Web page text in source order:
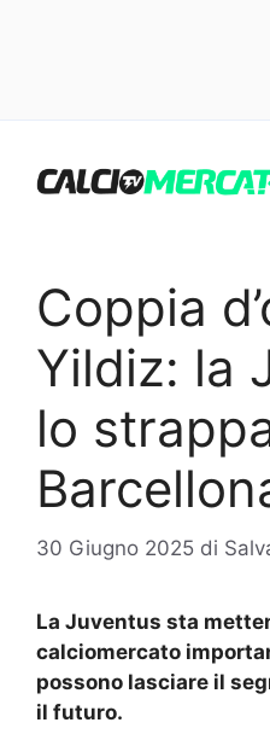
contenuto
Coppia
Yildiz: la
lo
30 Giugno 2025 di
La Juventus sta
calciomercato
possono lasciare il
il futuro.